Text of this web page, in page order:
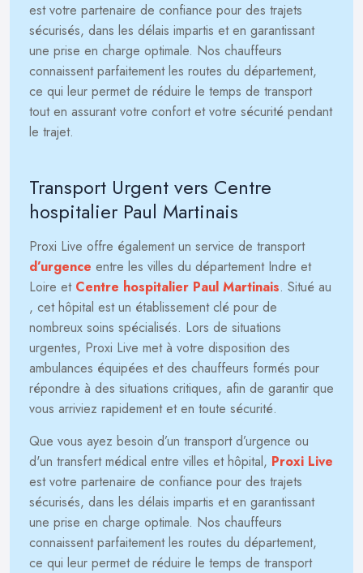
est votre partenaire de confiance pour des trajets
sécurisés, dans les délais impartis et en garantissant
une prise en charge optimale. Nos chauffeurs
connaissent parfaitement les routes du département,
ce qui leur permet de réduire le temps de transport
tout en assurant votre confort et votre sécurité pendant
le trajet.
Transport Urgent vers Centre
hospitalier Paul Martinais
Proxi Live offre également un service de transport
d’urgence entre les villes du département Indre et
Loire et Centre hospitalier Paul Martinais. Situé au
, cet hôpital est un établissement clé pour de
nombreux soins spécialisés. Lors de situations
urgentes, Proxi Live met à votre disposition des
ambulances équipées et des chauffeurs formés pour
répondre à des situations critiques, afin de garantir que
vous arriviez rapidement et en toute sécurité.
Que vous ayez besoin d’un transport d’urgence ou
d'un transfert médical entre villes et hôpital, Proxi Live
est votre partenaire de confiance pour des trajets
sécurisés, dans les délais impartis et en garantissant
une prise en charge optimale. Nos chauffeurs
connaissent parfaitement les routes du département,
ce qui leur permet de réduire le temps de transport